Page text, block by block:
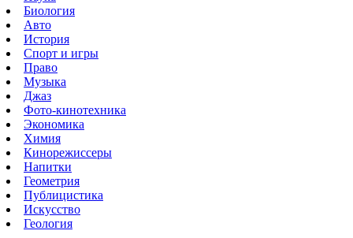
Биология
Авто
История
Спорт и игры
Право
Музыка
Джаз
Фото-кинотехника
Экономика
Химия
Кинорежиссеры
Напитки
Геометрия
Публицистика
Искусство
Геология